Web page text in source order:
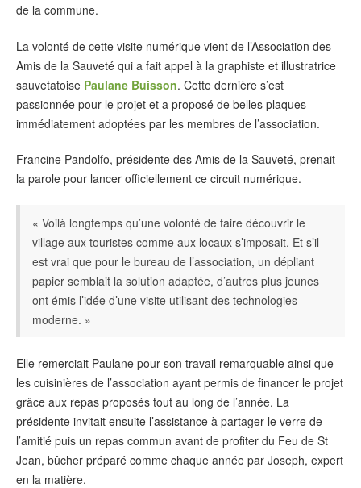
de la commune.
La volonté de cette visite numérique vient de l’Association des
Amis de la Sauveté qui a fait appel à la graphiste et illustratrice
sauvetatoise Paulane Buisson. Cette dernière s’est
passionnée pour le projet et a proposé de belles plaques
immédiatement adoptées par les membres de l’association.
Francine Pandolfo, présidente des Amis de la Sauveté, prenait
la parole pour lancer officiellement ce circuit numérique.
« Voilà longtemps qu’une volonté de faire découvrir le
village aux touristes comme aux locaux s’imposait. Et s’il
est vrai que pour le bureau de l’association, un dépliant
papier semblait la solution adaptée, d’autres plus jeunes
ont émis l’idée d’une visite utilisant des technologies
moderne. »
Elle remerciait Paulane pour son travail remarquable ainsi que
les cuisinières de l’association ayant permis de financer le projet
grâce aux repas proposés tout au long de l’année. La
présidente invitait ensuite l’assistance à partager le verre de
l’amitié puis un repas commun avant de profiter du Feu de St
Jean, bûcher préparé comme chaque année par Joseph, expert
en la matière.